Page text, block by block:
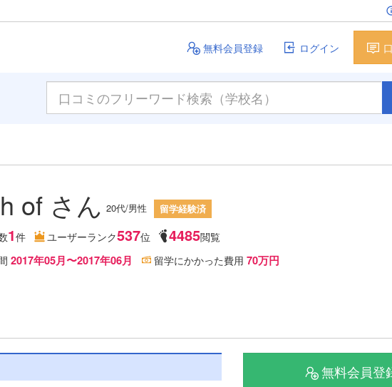
無料会員登録 ログイン
of さん 20代/男性 留学経験済
1件 ユーザーランク537位 4485閲覧
2017年05月〜2017年06月 留学にかかった費用 70万円
無料会員登